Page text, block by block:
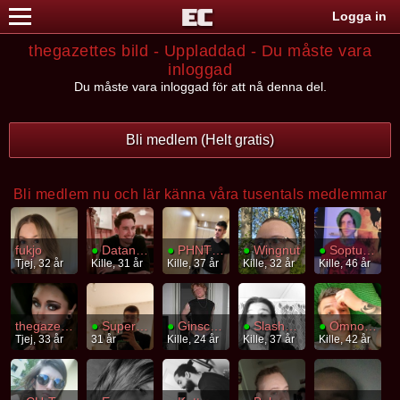
Logga in
thegazettes bild - Uppladdad - Du måste vara
inloggad
Du måste vara inloggad för att nå denna del.
Bli medlem (Helt gratis)
Bli medlem nu och lär känna våra tusentals medlemmar
fukjo
Tjej, 32 år
●Datanissen
Kille, 31 år
●PHNTCZ
Kille, 37 år
●Wingnut
Kille, 32 år
●Soptunnekatt
Kille, 46 år
thegazette
Tjej, 33 år
●SuperHans
31 år
●Ginschen
Kille, 24 år
●Slasherbob
Kille, 37 år
●Omnombrains
Kille, 42 år